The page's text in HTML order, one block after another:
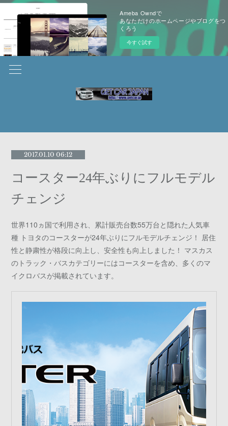
Ameba Owndで
あなただけのホームページやブログをつ
くろう
今すぐ試す
2017.01.10 06:12
コースター24年ぶりにフルモデル
チェンジ
世界110ヵ国で利用され、累計販売台数55万台と隠れた人気車
種 トヨタのコースターが24年ぶりにフルモデルチェンジ！ 居住
性と静粛性が格段に向上し、安全性も向上しました！ マスカス
のトラック・バスカテゴリーにはコースターを含め、多くのマ
イクロバスが掲載されています。